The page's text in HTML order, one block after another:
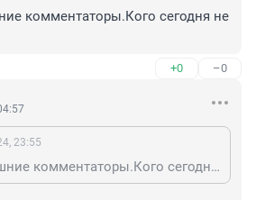
комментаторы.Кого сегодня не
+0 –0
23:55
Гость, Это тутошние комментаторы.Кого сегодня не было?